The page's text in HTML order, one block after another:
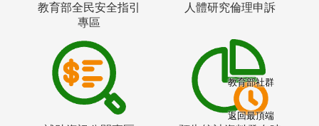
教育部全民安全指引
專區
人體研究倫理申訴
教育部社群
返回最頂端